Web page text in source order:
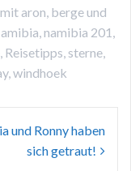
aron, berge und
,namibia 201 ,
, Reisetipps, sterne,
,windhoek
und Ronny haben
sich getraut!